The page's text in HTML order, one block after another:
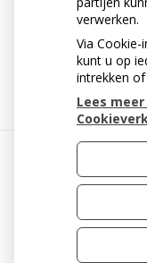
beschermende rol
« Terug naar het
Privacy verklaring
verwerken.
Via
kunt u op
intrekken
Lees